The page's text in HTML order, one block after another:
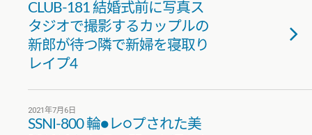
CLUB-181 結婚式前に写真ス
タジオで撮影するカップルの
新郎が待つ隣で新婦を寝取り
レイプ4
2021年7月6日
SSNI-800 輪●レ○プされた美